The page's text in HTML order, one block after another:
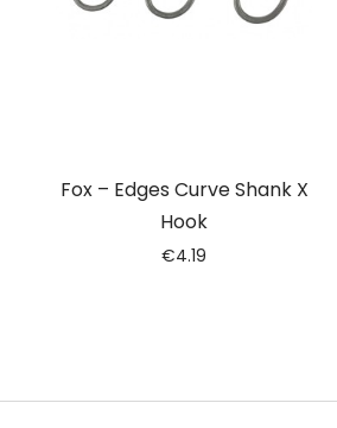
Fox – Edges Curve Shank X
Hook
€4.19